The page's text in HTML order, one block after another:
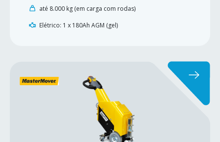
até 8.000 kg (em carga com rodas)
Elétrico: 1 x 180Ah AGM (gel)